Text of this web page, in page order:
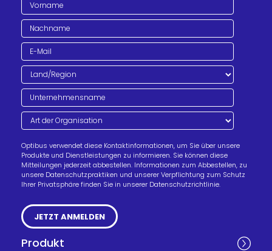
Optibus verwendet diese Kontaktinformationen, um Sie über unsere
Produkte und Dienstleistungen zu informieren. Sie können diese
Mitteilungen jederzeit abbestellen. Informationen zum Abbestellen, zu
unsere Datenschutzpraktiken und unserer Verpflichtung zum Schutz
Ihrer Privatsphäre finden Sie in unserer Datenschutzrichtlinie.
Produkt